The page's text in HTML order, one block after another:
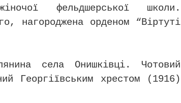
фельдшерської школи.
нагороджена орденом “Віртуті
села Онишківці. Чотовий
Георгіївським хрестом (1916)